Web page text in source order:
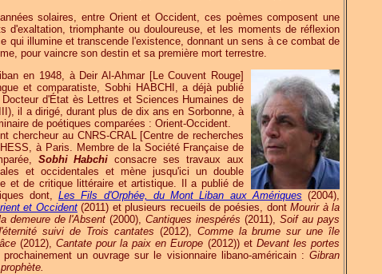
solaires, entre Orient et Occident, ces poèmes composent une
d'exaltation, triomphante ou douloureuse, et les moments de réflexion
qui illumine et transcende l'existence, donnant un sens à ce combat de
pour vaincre son destin et sa première mort terrestre.
en 1948, à Deir Al-Ahmar [Le Couvent Rouge]
et comparatiste, Sobhi HABCHI, a déjà publié
d'État ès Lettres et Sciences Humaines de
il a dirigé, durant plus de dix ans en Sorbonne, à
de poétiques comparées : Orient-Occident.
chercheur au CNRS-CRAL [Centre de recherches
à Paris. Membre de la Société Française de
Sobhi Habchi consacre ses travaux aux
et occidentales et mène jusqu'ici un double
et de critique littéraire et artistique. Il a publié de
dont, Les Fils d'Orphée, du Mont Liban aux Amériques (2004),
et Occident(2011) et plusieurs recueils de poésies, dontMourir à la
demeure de l'Absent (2000),Cantiques inespérés (2011),Soif au pays
suivi de Trois cantates (2012), Comme la brume sur une île
(2012), Cantate pour la paix en Europe (2012)) et Devant les portes
un ouvrage sur le visionnaire libano-américain :Gibran